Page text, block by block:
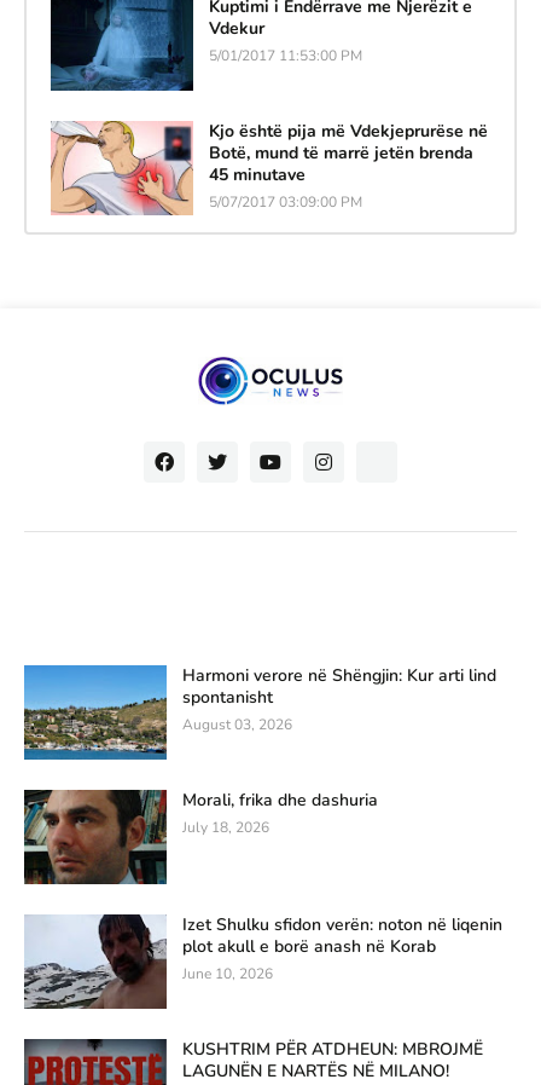
Kuptimi i Ëndërrave me Njerëzit e
Vdekur
5/01/2017 11:53:00 PM
Kjo është pija më Vdekjeprurëse në
Botë, mund të marrë jetën brenda
45 minutave
5/07/2017 03:09:00 PM
Harmoni verore në Shëngjin: Kur arti lind
spontanisht
August 03, 2026
Morali, frika dhe dashuria
July 18, 2026
Izet Shulku sfidon verën: noton në liqenin
plot akull e borë anash në Korab
June 10, 2026
KUSHTRIM PËR ATDHEUN: MBROJMË
LAGUNËN E NARTËS NË MILANO!